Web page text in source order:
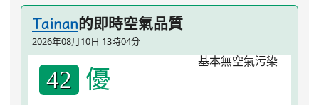
Tainan的即時空氣品質
2026年08月10日 13時04分
42 優